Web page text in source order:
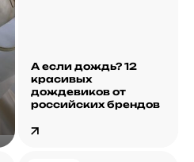
А если дождь? 12
красивых
дождевиков от
российских брендов